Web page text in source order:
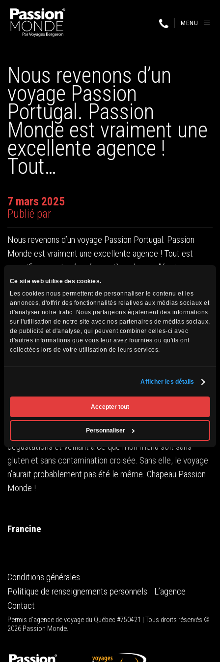
Ce site web utilise des cookies.
Les cookies nous permettent de personnaliser le contenu et les
annonces, d'offrir des fonctionnalités relatives aux médias sociaux et
d'analyser notre trafic. Nous partageons également des informations
sur l'utilisation de notre site avec nos partenaires de médias sociaux,
de publicité et d'analyse, qui peuvent combiner celles-ci avec
d'autres informations que vous leur avez fournies ou qu'ils ont
collectées lors de votre utilisation de leurs services.
Afficher les détails
Accepter tout
Personnaliser
MENU
Nous revenons d’un
voyage Passion
Portugal. Passion
Monde est vraiment une
excellente agence !
Tout…
7 mars 2025
Publié par
Nous revenons d’un voyage Passion Portugal. Passion
Monde est vraiment une excellente agence ! Tout est
magnifiquement préparé en arrière-plan par l’équipe au
Québec. Je suis allergique au gluten et l’information était
déjà rendue aux restos. Itinéraire parfait, bien préparé et
sans attentes inutiles. Un excellent directeur de
programme, Jocelyn Marcotte. Tout baignait dans l’huile.
J’ai eu un problème au genou (qui devrait se régler à court
terme) et il a fait preuve de patience avec moi. J’ai bien
difficile. Quant à notre guide nationale, Herminia, elle était
plus que parfaite sur le Portugal. Elle a été fantastique,
veillant sur tous et à tout, m’offrant même des gâteries
sans gluten alors que je ne croyais pas faire de
dégustations et veillant à ce que mon menu soit sans
gluten et sans contamination croisée. Sans elle, le voyage
n’aurait probablement pas été le même. Chapeau Passion
Monde !
Francine
Conditions générales
Politique de renseignements personnels
L’agence
Contact
Permis d'agence de voyage du Québec #750421 | Tous droits réservés ©
2026 Passion Monde.